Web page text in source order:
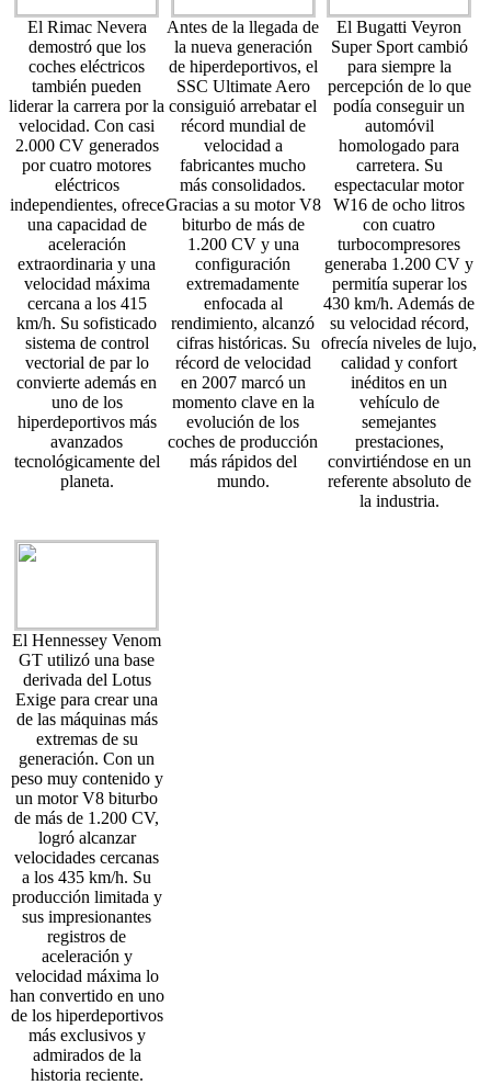
El Rimac Nevera
demostró que los
coches eléctricos
también pueden
liderar la carrera por la
velocidad. Con casi
2.000 CV generados
por cuatro motores
eléctricos
independientes, ofrece
una capacidad de
aceleración
extraordinaria y una
velocidad máxima
cercana a los 415
km/h. Su sofisticado
sistema de control
vectorial de par lo
convierte además en
uno de los
hiperdeportivos más
avanzados
tecnológicamente del
planeta.
Antes de la llegada de
la nueva generación
de hiperdeportivos, el
SSC Ultimate Aero
consiguió arrebatar el
récord mundial de
velocidad a
fabricantes mucho
más consolidados.
Gracias a su motor V8
biturbo de más de
1.200 CV y una
configuración
extremadamente
enfocada al
rendimiento, alcanzó
cifras históricas. Su
récord de velocidad
en 2007 marcó un
momento clave en la
evolución de los
coches de producción
más rápidos del
mundo.
El Bugatti Veyron
Super Sport cambió
para siempre la
percepción de lo que
podía conseguir un
automóvil
homologado para
carretera. Su
espectacular motor
W16 de ocho litros
con cuatro
turbocompresores
generaba 1.200 CV y
permitía superar los
430 km/h. Además de
su velocidad récord,
ofrecía niveles de lujo,
calidad y confort
inéditos en un
vehículo de
semejantes
prestaciones,
convirtiéndose en un
referente absoluto de
la industria.
El Hennessey Venom
GT utilizó una base
derivada del Lotus
Exige para crear una
de las máquinas más
extremas de su
generación. Con un
peso muy contenido y
un motor V8 biturbo
de más de 1.200 CV,
logró alcanzar
velocidades cercanas
a los 435 km/h. Su
producción limitada y
sus impresionantes
registros de
aceleración y
velocidad máxima lo
han convertido en uno
de los hiperdeportivos
más exclusivos y
admirados de la
historia reciente.